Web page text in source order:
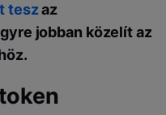
teszaz
jobban közelít az